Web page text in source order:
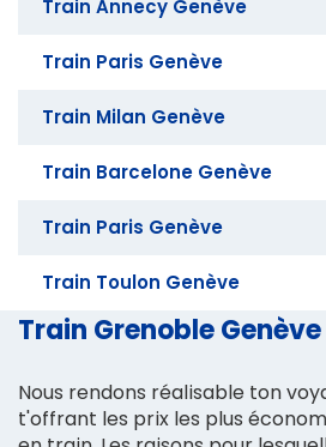
Train Annecy Genève
Train Paris Genève
Train Milan Genève
Train Barcelone Genève
Train Paris Genève
Train Toulon Genève
Train Grenoble Genève
Nous rendons réalisable ton
t'offrant les prix les plus